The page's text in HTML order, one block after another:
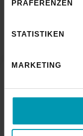
PRÄFERENZEN
STATISTIKEN
MARKETING
der intensiven